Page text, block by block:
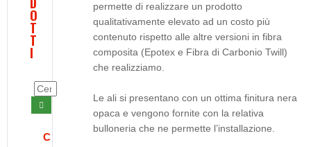
permette di realizzare un prodotto
qualitativamente elevato ad un costo più
contenuto rispetto alle altre versioni in fibra
composita (Epotex e Fibra di Carbonio Twill)
che realizziamo.
Le ali si presentano con un ottima finitura nera
opaca e vengono fornite con la relativa
bulloneria che ne permette l’installazione.
O
T
T
I
C